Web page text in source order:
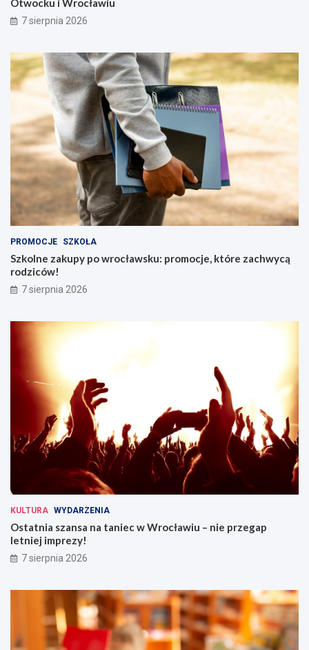
Otwocku i Wrocławiu
7 sierpnia 2026
PROMOCJE SZKOŁA
Szkolne zakupy po wrocławsku: promocje, które zachwycą
rodziców!
7 sierpnia 2026
KULTURA WYDARZENIA
Ostatnia szansa na taniec w Wrocławiu – nie przegap
letniej imprezy!
7 sierpnia 2026